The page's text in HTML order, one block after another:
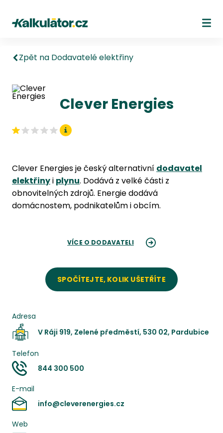
Kalkulátor.cz
Zpět na Dodavatelé elektřiny
Clever Energies
Clever Energies je český alternativní dodavatel
elektřinyi plynu. Dodává z velké části z
obnovitelných zdrojů. Energie dodává
domácnostem, podnikatelům i obcím.
VÍCE O DODAVATELI
SPOČÍTEJTE, KOLIK UŠETŘÍTE
Adresa
V Ráji 919, Zelené předměstí, 530 02, Pardubice
Telefon
844 300 500
E-mail
info@cleverenergies.cz
Web